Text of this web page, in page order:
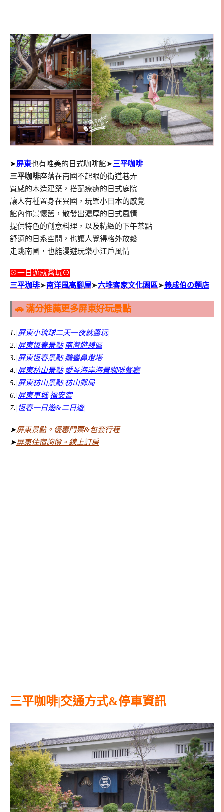
➤屏東也有唯美的日式咖啡館➤三平咖啡
三平咖啡座落在南國不起眼的街道巷弄
質感的木造建築，搭配療癒的日式庭院
讓人有種置身在異國，玩樂小日本的感覺
館內佈景懷舊，散發出濃厚的日式風情
提供特色的創意料理，以及精緻的下午茶點
舒適的日系空間，也讓人覺得格外放鬆
走跳南國，也能漫遊玩樂小江戶風情
⊙一日遊就醬玩⊙
三平珈琲➤南洋風高腳屋➤六堆客家文化園區➤義成伯の麵店
🚗 滿分推薦更多屏東好玩景點
1.|屏東小琉球二天一夜就醬玩|
2.|屏東恆春景點|南灣遊憩區
3.|屏東恆春景點|鵝鑾鼻燈塔
4.|屏東枋山景點|愛琴海岸海景咖啡餐廳
5.|屏東枋山景點|枋山郵局
6.|屏東車城|福安宮
7.|恆春一日遊&二日遊|
➤屏東景點。優惠門票&包套行程
➤屏東住宿詢價。線上訂房
三平咖啡|交通方式&停車資訊